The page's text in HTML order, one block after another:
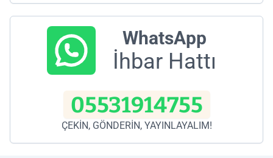
WhatsApp
İhbar Hattı
05531914755
ÇEKİN, GÖNDERİN, YAYINLAYALIM!